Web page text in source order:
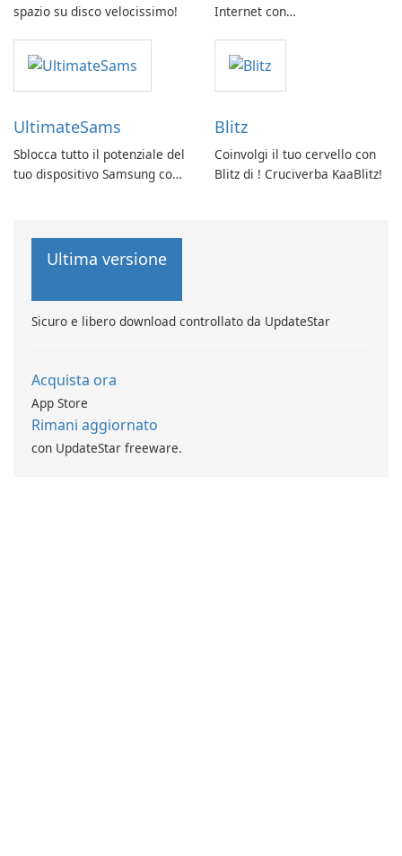
spazio su disco velocissimo!
Internet con
GmbH!
UltimateSams
Sblocca tutto il potenziale del
tuo dispositivo Samsung con
Blitz
Coinvolgi il tuo cervello con
Blitz di ! Cruciverba KaaBlitz!
Ultima versione
Sicuro e libero download controllato da UpdateStar
Acquista ora
App Store
Rimani aggiornato
con UpdateStar freeware.